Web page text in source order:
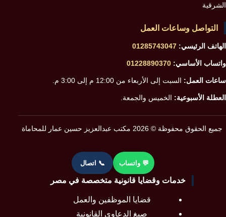
الشرقية
التواصل وساعات العمل
الهاتف الرئيسي: 01285743047
واتساب الأساسي: 01228890370
ساعات العمل: السبت إلى الأربعاء من 12:00 م إلى 3:00 م.
العطلة الأسبوعية: الخميس والجمعة.
جميع الحقوق محفوظة © 2026 مكتب عبدالعزيز حسين عمار للمحاماة
خدمات وقضايا قانونية متخصصة في مصر
قضايا الموظفين والعمل
صيغ الدعاوى القانونية
💬 واتساب 📞 اتصال